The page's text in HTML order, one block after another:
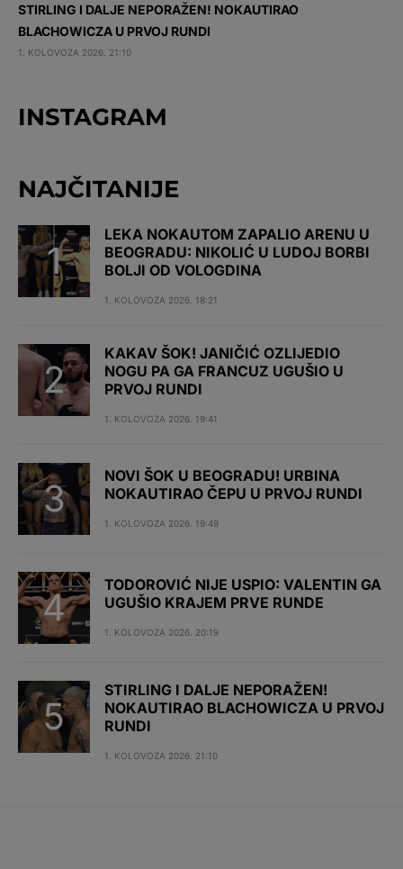
STIRLING I DALJE NEPORAŽEN! NOKAUTIRAO
BLACHOWICZA U PRVOJ RUNDI
1. KOLOVOZA 2026. 21:10
INSTAGRAM
NAJČITANIJE
LEKA NOKAUTOM ZAPALIO ARENU U
BEOGRADU: NIKOLIĆ U LUDOJ BORBI
BOLJI OD VOLOGDINA
1. KOLOVOZA 2026. 18:21
KAKAV ŠOK! JANIČIĆ OZLIJEDIO
NOGU PA GA FRANCUZ UGUŠIO U
PRVOJ RUNDI
1. KOLOVOZA 2026. 19:41
NOVI ŠOK U BEOGRADU! URBINA
NOKAUTIRAO ČEPU U PRVOJ RUNDI
1. KOLOVOZA 2026. 19:49
TODOROVIĆ NIJE USPIO: VALENTIN GA
UGUŠIO KRAJEM PRVE RUNDE
1. KOLOVOZA 2026. 20:19
STIRLING I DALJE NEPORAŽEN!
NOKAUTIRAO BLACHOWICZA U PRVOJ
RUNDI
1. KOLOVOZA 2026. 21:10